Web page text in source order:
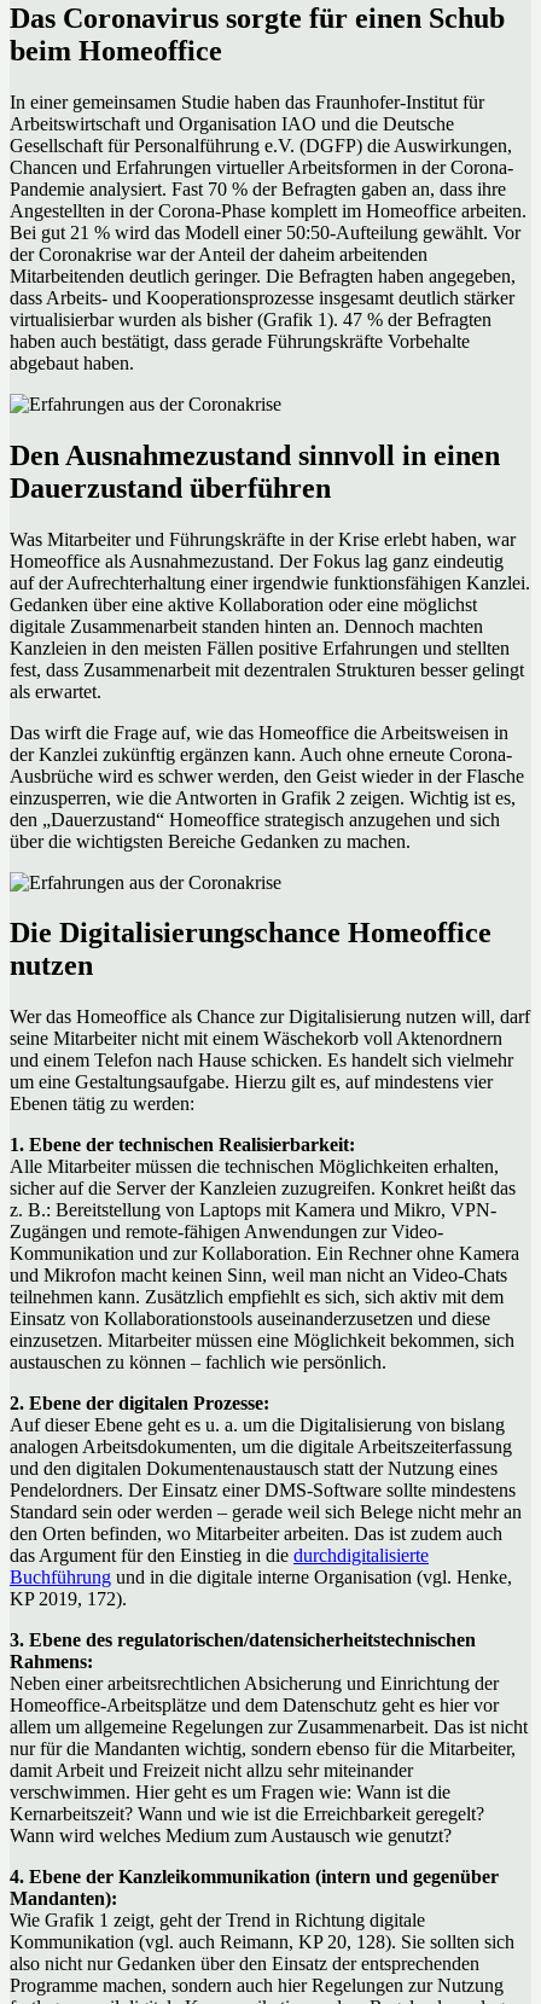
Das Coronavirus sorgte für einen Schub
beim Homeoffice
In einer gemeinsamen Studie haben das Fraunhofer-Institut für
Arbeitswirtschaft und Organisation IAO und die Deutsche
Gesellschaft für Personalführung e.V. (DGFP) die Auswirkungen,
Chancen und Erfahrungen virtueller Arbeitsformen in der Corona-
Pandemie analysiert. Fast 70 % der Befragten gaben an, dass ihre
Angestellten in der Corona-Phase komplett im Homeoffice arbeiten.
Bei gut 21 % wird das Modell einer 50:50-Aufteilung gewählt. Vor
der Coronakrise war der Anteil der daheim arbeitenden
Mitarbeitenden deutlich geringer. Die Befragten haben angegeben,
dass Arbeits- und Kooperationsprozesse insgesamt deutlich stärker
virtualisierbar wurden als bisher (Grafik 1). 47 % der Befragten
haben auch bestätigt, dass gerade Führungskräfte Vorbehalte
abgebaut haben.
Den Ausnahmezustand sinnvoll in einen
Dauerzustand überführen
Was Mitarbeiter und Führungskräfte in der Krise erlebt haben, war
Homeoffice als Ausnahmezustand. Der Fokus lag ganz eindeutig
auf der Aufrechterhaltung einer irgendwie funktionsfähigen Kanzlei.
Gedanken über eine aktive Kollaboration oder eine möglichst
digitale Zusammenarbeit standen hinten an. Dennoch machten
Kanzleien in den meisten Fällen positive Erfahrungen und stellten
fest, dass Zusammenarbeit mit dezentralen Strukturen besser gelingt
als erwartet.
Das wirft die Frage auf, wie das Homeoffice die Arbeitsweisen in
der Kanzlei zukünftig ergänzen kann. Auch ohne erneute Corona-
Ausbrüche wird es schwer werden, den Geist wieder in der Flasche
einzusperren, wie die Antworten in Grafik 2 zeigen. Wichtig ist es,
den „Dauerzustand“ Homeoffice strategisch anzugehen und sich
über die wichtigsten Bereiche Gedanken zu machen.
Die Digitalisierungschance Homeoffice
nutzen
Wer das Homeoffice als Chance zur Digitalisierung nutzen will, darf
seine Mitarbeiter nicht mit einem Wäschekorb voll Aktenordnern
und einem Telefon nach Hause schicken. Es handelt sich vielmehr
um eine Gestaltungsaufgabe. Hierzu gilt es, auf mindestens vier
Ebenen tätig zu werden:
1. Ebene der technischen Realisierbarkeit:
Alle Mitarbeiter müssen die technischen Möglichkeiten erhalten,
sicher auf die Server der Kanzleien zuzugreifen. Konkret heißt das
z. B.: Bereitstellung von Laptops mit Kamera und Mikro, VPN-
Zugängen und remote-fähigen Anwendungen zur Video-
Kommunikation und zur Kollaboration. Ein Rechner ohne Kamera
und Mikrofon macht keinen Sinn, weil man nicht an Video-Chats
teilnehmen kann. Zusätzlich empfiehlt es sich, sich aktiv mit dem
Einsatz von Kollaborationstools auseinanderzusetzen und diese
einzusetzen. Mitarbeiter müssen eine Möglichkeit bekommen, sich
austauschen zu können – fachlich wie persönlich.
2. Ebene der digitalen Prozesse:
Auf dieser Ebene geht es u. a. um die Digitalisierung von bislang
analogen Arbeitsdokumenten, um die digitale Arbeitszeiterfassung
und den digitalen Dokumentenaustausch statt der Nutzung eines
Pendelordners. Der Einsatz einer DMS-Software sollte mindestens
Standard sein oder werden – gerade weil sich Belege nicht mehr an
den Orten befinden, wo Mitarbeiter arbeiten. Das ist zudem auch
das Argument für den Einstieg in die durchdigitalisierte
Buchführung und in die digitale interne Organisation (vgl. Henke,
KP 2019, 172).
3. Ebene des regulatorischen/datensicherheitstechnischen
Rahmens:
Neben einer arbeitsrechtlichen Absicherung und Einrichtung der
Homeoffice-Arbeitsplätze und dem Datenschutz geht es hier vor
allem um allgemeine Regelungen zur Zusammenarbeit. Das ist nicht
nur für die Mandanten wichtig, sondern ebenso für die Mitarbeiter,
damit Arbeit und Freizeit nicht allzu sehr miteinander
verschwimmen. Hier geht es um Fragen wie: Wann ist die
Kernarbeitszeit? Wann und wie ist die Erreichbarkeit geregelt?
Wann wird welches Medium zum Austausch wie genutzt?
4. Ebene der Kanzleikommunikation (intern und gegenüber
Mandanten):
Wie Grafik 1 zeigt, geht der Trend in Richtung digitale
Kommunikation (vgl. auch Reimann, KP 20, 128). Sie sollten sich
also nicht nur Gedanken über den Einsatz der entsprechenden
Programme machen, sondern auch hier Regelungen zur Nutzung